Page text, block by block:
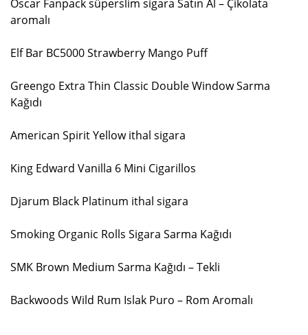
Oscar Fanpack süperslim sigara Satın Al – Çikolata
aromalı
Elf Bar BC5000 Strawberry Mango Puff
Greengo Extra Thin Classic Double Window Sarma
Kağıdı
American Spirit Yellow ithal sigara
King Edward Vanilla 6 Mini Cigarillos
Djarum Black Platinum ithal sigara
Smoking Organic Rolls Sigara Sarma Kağıdı
SMK Brown Medium Sarma Kağıdı – Tekli
Backwoods Wild Rum Islak Puro – Rom Aromalı